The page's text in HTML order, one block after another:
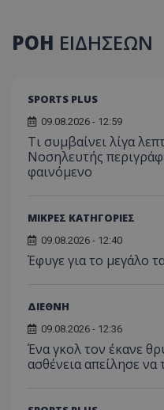
ΡΟΗ ΕΙΔΗΣΕΩΝ
SPORTS PLUS
09.08.2026 - 12:59
Τι συμβαίνει λίγα
Νοσηλευτής
φαινόμενο
ΜΙΚΡΕΣ ΚΑΤΗΓΟΡΙΕΣ
09.08.2026 - 12:40
Έφυγε για το μεγάλο
ΔΙΕΘΝΗ
09.08.2026 - 12:36
Ένα γκολ τον έκανε
ασθένεια απείλησε να